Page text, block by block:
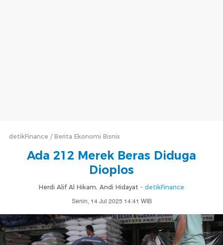
detikFinance Berita Ekonomi Bisnis
Ada 212 Merek Beras Diduga
Dioplos
Herdi Alif Al Hikam, Andi Hidayat - detikFinance
Senin, 14 Jul 2025 14:41 WIB